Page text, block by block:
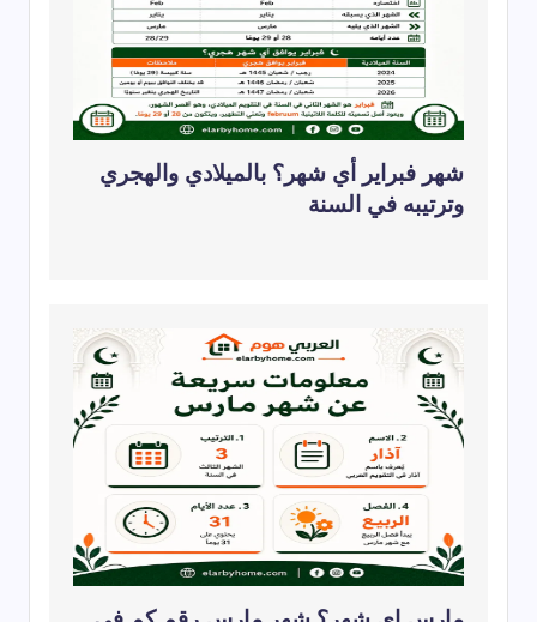
شهر فبراير أي شهر؟ بالميلادي والهجري
وترتيبه في السنة